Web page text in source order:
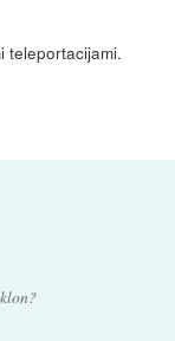
teleportacijami.